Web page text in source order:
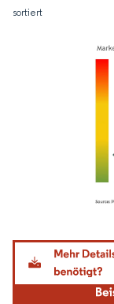
sortiert
Bild © Mordor